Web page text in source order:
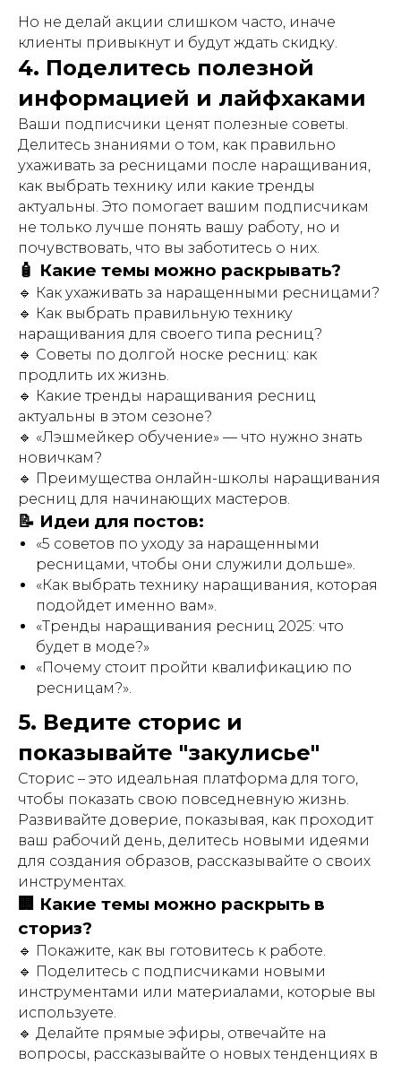
Но не делай акции слишком часто, иначе
клиенты привыкнут и будут ждать скидку.
4. Поделитесь полезной
информацией и лайфхаками
Ваши подписчики ценят полезные советы.
Делитесь знаниями о том, как правильно
ухаживать за ресницами после наращивания,
как выбрать технику или какие тренды
актуальны. Это помогает вашим подписчикам
не только лучше понять вашу работу, но и
почувствовать, что вы заботитесь о них.
🧴 Какие темы можно раскрывать?
🔹 Как ухаживать за наращенными ресницами?
🔹 Как выбрать правильную технику
наращивания для своего типа ресниц?
🔹 Советы по долгой носке ресниц: как
продлить их жизнь.
🔹 Какие тренды наращивания ресниц
актуальны в этом сезоне?
🔹 «Лэшмейкер обучение» — что нужно знать
новичкам?
🔹 Преимущества онлайн-школы наращивания
ресниц для начинающих мастеров.
📝 Идеи для постов:
«5 советов по уходу за наращенными
ресницами, чтобы они служили дольше».
«Как выбрать технику наращивания, которая
подойдет именно вам».
«Тренды наращивания ресниц 2025: что
будет в моде?»
«Почему стоит пройти квалификацию по
ресницам?».
5. Ведите сторис и
показывайте "закулисье"
Сторис – это идеальная платформа для того,
чтобы показать свою повседневную жизнь.
Развивайте доверие, показывая, как проходит
ваш рабочий день, делитесь новыми идеями
для создания образов, рассказывайте о своих
инструментах.
🏢 Какие темы можно раскрыть в
сториз?
🔹 Покажите, как вы готовитесь к работе.
🔹 Поделитесь с подписчиками новыми
инструментами или материалами, которые вы
используете.
🔹 Делайте прямые эфиры, отвечайте на
вопросы, рассказывайте о новых тенденциях в